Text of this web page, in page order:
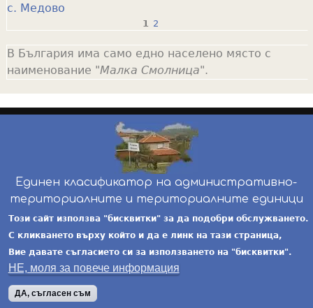
с. Медово
a
g
e
1 2
В България има само едно населено място с
наименование "Малка Смолница".
Единен класификатор на административно-
териториалните и териториалните единици
инж. Бойчо Добрев-ekatte.com-условия за
ползване
Този сайт използва "бисквитки" за да подобри обслужването.
С кликването върху който и да е линк на тази страница,
Вие давате съгласието си за използването на "бисквитки".
НЕ, моля за повече информация
ДА, съгласен съм